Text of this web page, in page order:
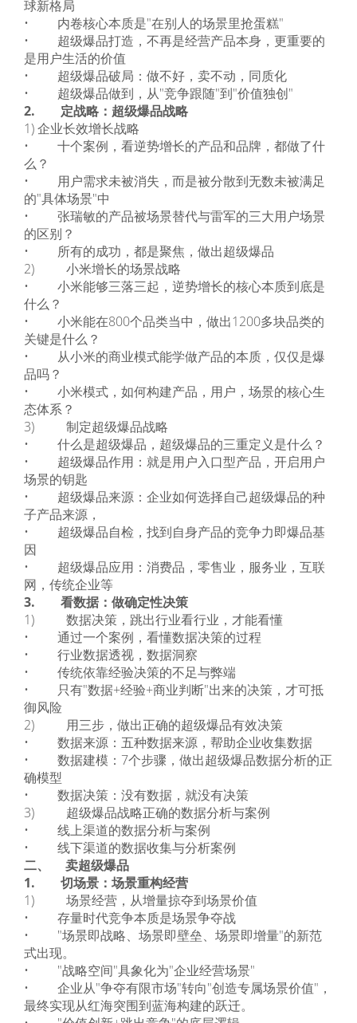
球新格局
• 内卷核心本质是"在别人的场景里抢蛋糕"
• 超级爆品打造，不再是经营产品本身，更重要的
是用户生活的价值
• 超级爆品破局：做不好，卖不动，同质化
• 超级爆品做到，从"竞争跟随"到"价值独创"
2. 定战略：超级爆品战略
1) 企业长效增长战略
• 十个案例，看逆势增长的产品和品牌，都做了什
么？
• 用户需求未被消失，而是被分散到无数未被满足
的"具体场景"中
• 张瑞敏的产品被场景替代与雷军的三大用户场景
的区别？
• 所有的成功，都是聚焦，做出超级爆品
2) 小米增长的场景战略
• 小米能够三落三起，逆势增长的核心本质到底是
什么？
• 小米能在800个品类当中，做出1200多块品类的
关键是什么？
• 从小米的商业模式能学做产品的本质，仅仅是爆
品吗？
• 小米模式，如何构建产品，用户，场景的核心生
态体系？
3) 制定超级爆品战略
• 什么是超级爆品，超级爆品的三重定义是什么？
• 超级爆品作用：就是用户入口型产品，开启用户
场景的钥匙
• 超级爆品来源：企业如何选择自己超级爆品的种
子产品来源，
• 超级爆品自检，找到自身产品的竞争力即爆品基
因
• 超级爆品应用：消费品，零售业，服务业，互联
网，传统企业等
3. 看数据：做确定性决策
1) 数据决策，跳出行业看行业，才能看懂
• 通过一个案例，看懂数据决策的过程
• 行业数据透视，数据洞察
• 传统依靠经验决策的不足与弊端
• 只有"数据+经验+商业判断"出来的决策，才可抵
御风险
2) 用三步，做出正确的超级爆品有效决策
• 数据来源：五种数据来源，帮助企业收集数据
• 数据建模：7个步骤，做出超级爆品数据分析的正
确模型
• 数据决策：没有数据，就没有决策
3) 超级爆品战略正确的数据分析与案例
• 线上渠道的数据分析与案例
• 线下渠道的数据收集与分析案例
二、 卖超级爆品
1. 切场景：场景重构经营
1) 场景经营，从增量掠夺到场景价值
• 存量时代竞争本质是场景争夺战
• "场景即战略、场景即壁垒、场景即增量"的新范
式出现。
• "战略空间"具象化为"企业经营场景"
• 企业从"争夺有限市场"转向"创造专属场景价值"，
最终实现从红海突围到蓝海构建的跃迁。